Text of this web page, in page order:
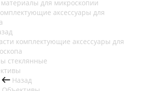
для микроскопии
аксессуары для
комплектующие аксессуары для
стеклянные
Назад